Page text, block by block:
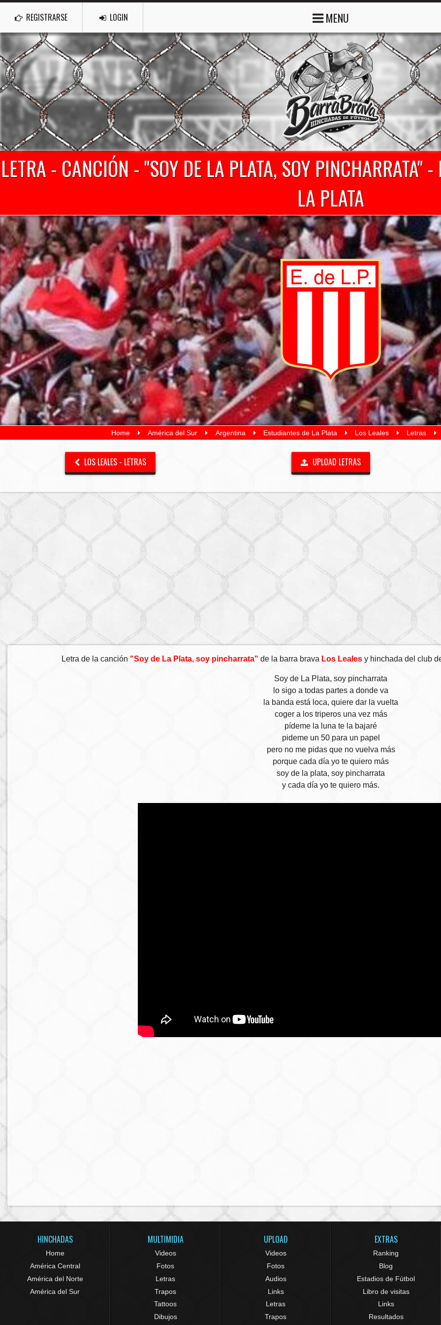
REGISTRARSE LOGIN MENU
LETRA - CANCIÓN - "SOY DE LA PLATA, SOY PINCHARRATA"
LA PLATA
Home América del Sur Argentina Estudiantes de La Plata Los Leales Letras
LOS LEALES - LETRAS UPLOAD LETRAS
Letra de la canción "Soy de La Plata, soy pincharrata" de la barra brava Los Lealesy hinchada del club
Soy de La Plata, soy pincharrata
lo sigo a todas partes a donde va
la banda está loca, quiere dar la vuelta
coger a los triperos una vez más
pídeme la luna te la bajaré
pideme un 50 para un papel
pero no me pidas que no vuelva más
porque cada día yo te quiero más
soy de la plata, soy pincharrata
y cada día yo te quiero más.
HINCHADAS
Home
América Central
América del Norte
América del Sur
MULTIMIDIA
Videos
Fotos
Letras
Trapos
Tattoos
Dibujos
UPLOAD
Videos
Fotos
Audios
Links
Letras
Trapos
EXTRAS
Ranking
Blog
Estadios de Fútbol
Libro de visitas
Links
Resultados